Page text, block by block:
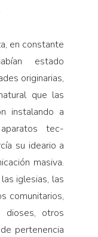
en constante
estado
originarias,
que las
instalando a
tec­
su ideario a
masiva.
iglesias, las
comunitarios,
dioses, otros
pertenencia